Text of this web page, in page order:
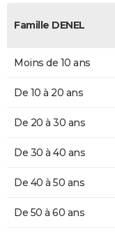
Famille DENEL
Moins de 10 ans
De 10 à 20 ans
De 20 à 30 ans
De 30 à 40 ans
De 40 à 50 ans
De 50 à 60 ans